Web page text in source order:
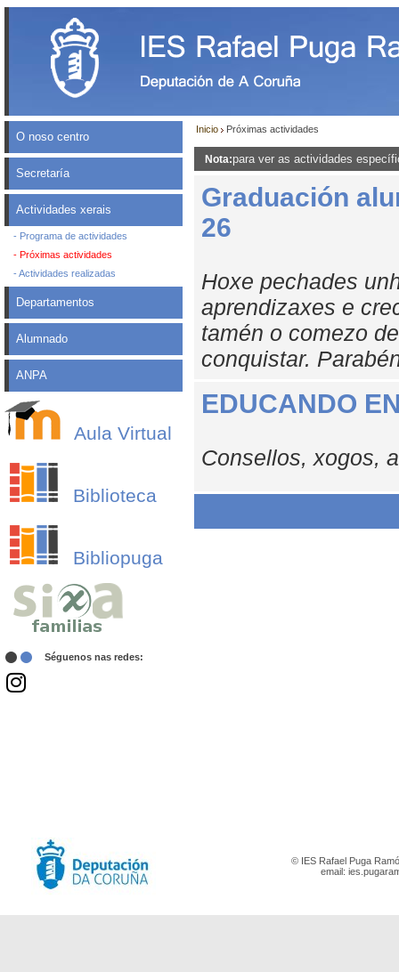
O noso centro
Secretaría
Actividades xerais
- Programa de actividades
- Próximas actividades
- Actividades realizadas
Departamentos
Alumnado
ANPA
Aula Virtual
Biblioteca
Bibliopuga
Séguenos nas redes:
Inicio Próximas actividades
Nota:para ver as actividades
Graduación
26
Hoxe pechades
aprendizaxes e
tamén o comezo
conquistar.
EDUCANDO
Consellos, xogos,
© IES Rafael Puga
email: